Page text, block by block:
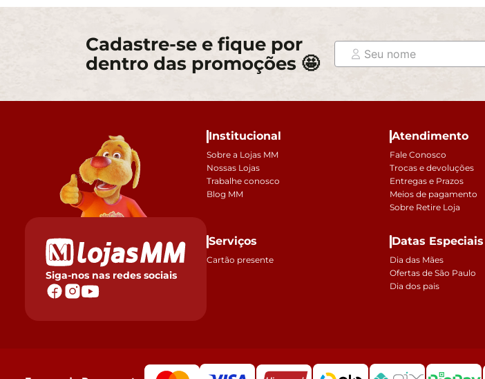
Cadastre-se e fique por
dentro das promoções 🤩
Siga-nos nas redes sociais
Institucional
Sobre a Lojas MM
Nossas Lojas
Trabalhe conosco
Blog MM
Atendimento
Fale Conosco
Trocas e devoluções
Entregas e Prazos
Meios de pagamento
Sobre Retire Loja
Serviços
Cartão presente
Datas Especiais
Dia das Mães
Ofertas de São Paulo
Dia dos pais